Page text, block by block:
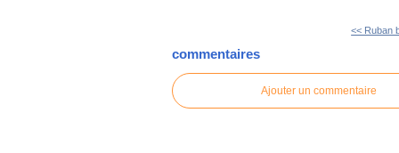
<< Ruban
commentaires
Ajouter un commentaire